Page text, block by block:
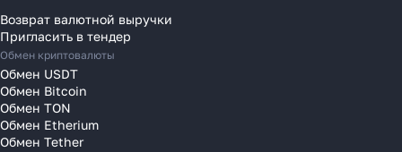
Переводы в Латвию
Переводы в Литву
Переводы в Молдавию
Переводы в Монако
Переводы в Нидерланды
Переводы в Польшу
Возврат валютной выручки
Пригласить в тендер
Обмен криптовалюты
Обмен USDT
Обмен Bitcoin
Обмен TON
Обмен Etherium
Обмен Tether